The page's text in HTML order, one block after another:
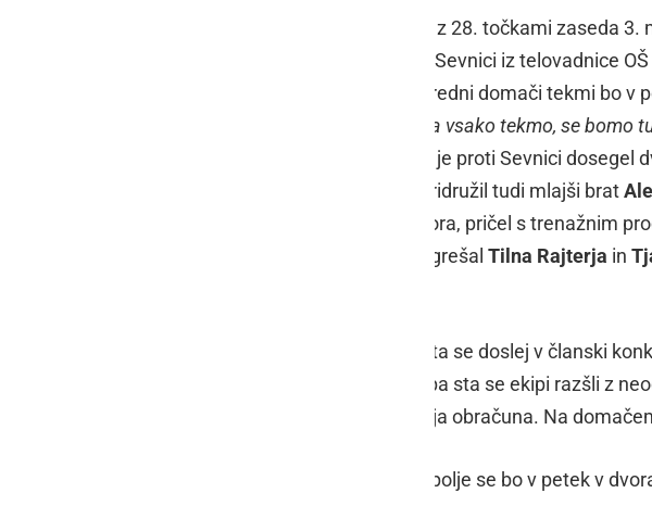
, ki z 28. točkami zaseda
visoki zmagi (5:0) minuli petek proti Sevnici iz telovadnice
dvorano ŠIC Ljutomer. V drugi zaporedni domači tekmi bo
Kot na vsako tekmo, se bomo
, ki je proti Sevnici dosegel
formo. Tokrat se mu bo na igrišču pridružil tudi mlajši brat
tednu, po več kot mesecu dni premora, pričel s trenažnim
bo tako proti Dobrepolju pogrešal Tilna Rajterja in
Meteorplast ŠIC bar in Dobrepolje sta se doslej v članski
je pripadlo Ljutomerčanom, enkrat pa sta se ekipi razšli z
prleško moštvo dobilo oba dosedanja obračuna. Na
Tekma Meteorplast ŠIC bar - Dobrepolje se bo v petek v